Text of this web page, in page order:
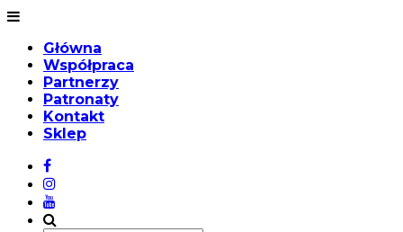
Główna
Współpraca
Partnerzy
Patronaty
Kontakt
Sklep